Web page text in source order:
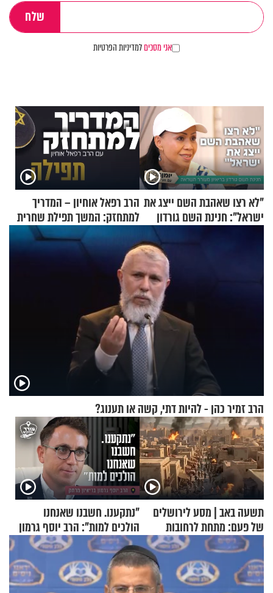
אני מסכיםלמדיניות הפרטיות
"לא רצו שאהבת השם ייצג את
ישראל": חנינת השם גורדון
הרב רפאל אוחיון – המדריך
למתחזק: המשך תפילת שחרית
מאשרי ועד עלינו
הרב זמיר כהן - להיות דתי, קשה או תענוג?
תשעה באב | מסע לירושלים
של פעם: מתחת לרחובות
ירושלים
"נתקענו. חשבנו שאנחנו
הולכים למות": הרב יוסף גרמון
בריאיון מרתק